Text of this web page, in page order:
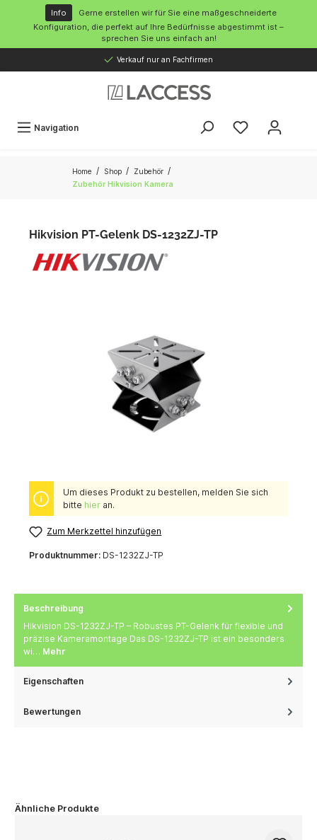
springen
Info
Gerne erstellen wir für Sie eine maßgeschneiderte
Konfiguration, die perfekt auf Ihre Bedürfnisse abgestimmt ist –
sprechen Sie uns einfach an!
Verkauf nur an Fachfirmen
Navigation
Home / Shop / Zubehör /
Zubehör Hikvision Kamera
Hikvision PT-Gelenk DS-1232ZJ-TP
Um dieses Produkt zu bestellen, melden Sie sich
bitte hieran.
Zum Merkzettel hinzufügen
Produktnummer: DS-1232ZJ-TP
Beschreibung
Hikvision DS-1232ZJ-TP – Robustes PT-Gelenk für flexible und
präzise Kameramontage Das DS-1232ZJ-TP ist ein besonders
wi… Mehr
Eigenschaften
Bewertungen
Ähnliche Produkte